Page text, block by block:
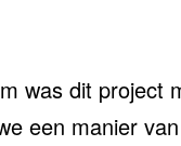
was dit project
een manier